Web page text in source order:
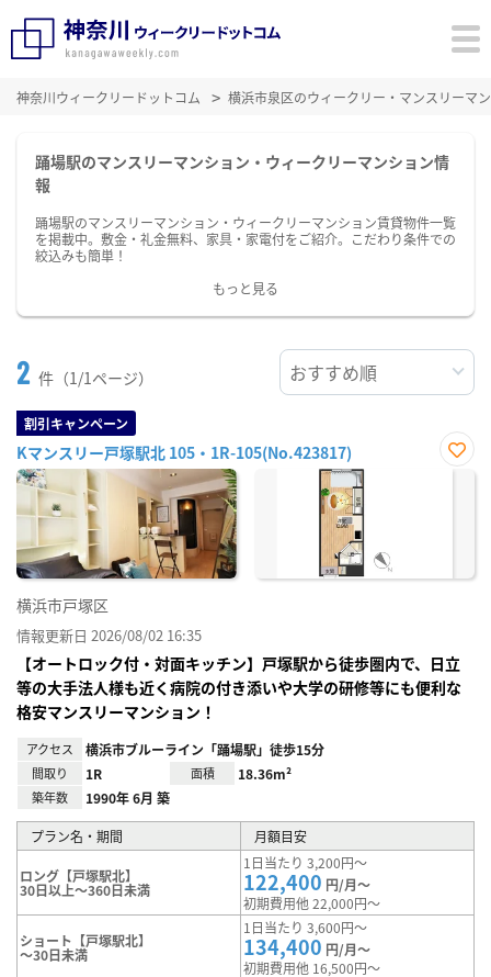
神奈川ウィークリードットコム 横浜市泉区のウィークリー・マンスリーマ
踊場駅のマンスリーマンション・ウィークリーマンション情
報
踊場駅のマンスリーマンション・ウィークリーマンション賃貸物件一覧
を掲載中。敷金・礼金無料、家具・家電付をご紹介。こだわり条件での
絞込みも簡単！
もっと見る
2 件（1/1ページ）
割引キャンペーン
Kマンスリー戸塚駅北 105・1R-105(No.423817)
お気
横浜市戸塚区
情報更新日 2026/08/02 16:35
【オートロック付・対面キッチン】戸塚駅から徒歩圏内で、日立
等の大手法人様も近く病院の付き添いや大学の研修等にも便利な
格安マンスリーマンション！
アクセス 横浜市ブルーライン「踊場駅」徒歩15分
間取り 1R 面積 18.36m²
築年数 1990年 6月 築
プラン名・期間 月額目安
ロング【戸塚駅北】
30日以上～360日未満
1日当たり 3,200円～
122,400 円/月～
初期費用他 22,000円～
ショート【戸塚駅北】
～30日未満
1日当たり 3,600円～
134,400 円/月～
初期費用他 16,500円～